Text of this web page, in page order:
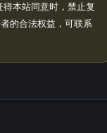
本站同意时，禁止复
的合法权益，可联系